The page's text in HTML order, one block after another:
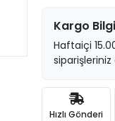
Kargo
Haftaiçi
Hızlı Gönderi